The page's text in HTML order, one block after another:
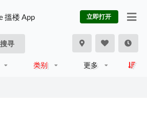
搵楼 App 立即打开
搜寻
类别 更多